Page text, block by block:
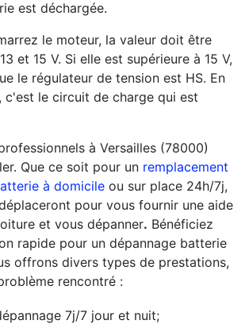
est déchargée.
le moteur, la valeur doit être
et 15 V. Si elle est supérieure à 15 V,
le régulateur de tension est HS. En
c'est le circuit de charge qui est
à Versailles (78000)
Que ce soit pour un remplacement
à domicile ou sur place 24h/7j,
pour vous fournir une aide
et vous dépanner. Bénéficiez
rapide pour un dépannage batterie
offrons divers types de prestations,
rencontré :
7j/7 jour et nuit;